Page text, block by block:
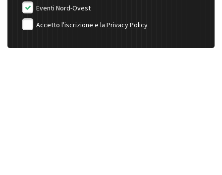
Eventi Nord-Ovest
Accetto l'iscrizione e la Privacy Policy